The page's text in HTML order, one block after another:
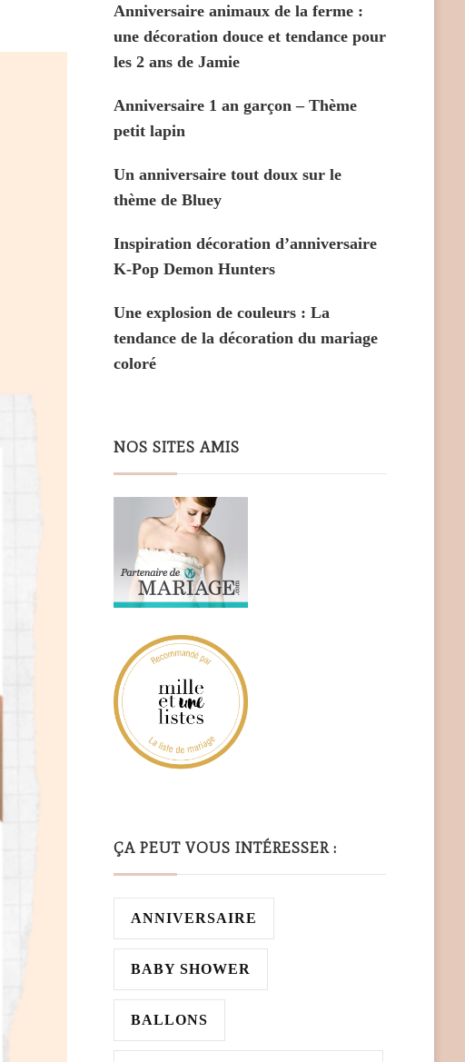
Anniversaire animaux de la ferme :
une décoration douce et tendance pour
les 2 ans de Jamie
Anniversaire 1 an garçon – Thème
petit lapin
Un anniversaire tout doux sur le
thème de Bluey
Inspiration décoration d’anniversaire
K-Pop Demon Hunters
Une explosion de couleurs : La
tendance de la décoration du mariage
coloré
NOS SITES AMIS
ÇA PEUT VOUS INTÉRESSER :
ANNIVERSAIRE
BABY SHOWER
BALLONS